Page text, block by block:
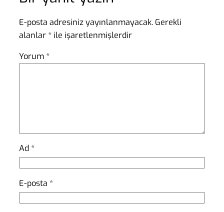
E-posta adresiniz yayınlanmayacak. Gerekli
alanlar * ile işaretlenmişlerdir
Yorum *
Ad *
E-posta *